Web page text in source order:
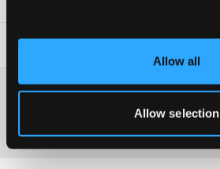
Allow all
Allow selection
Vaskeråd
Washing advice
Materiale